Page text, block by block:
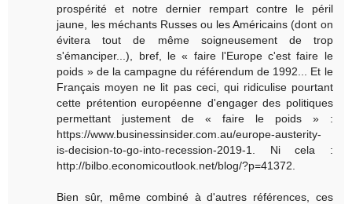
prospérité et notre dernier rempart contre le péril
jaune, les méchants Russes ou les Américains (dont on
évitera tout de même soigneusement de trop
s'émanciper...), bref, le « faire l'Europe c'est faire le
poids » de la campagne du référendum de 1992... Et le
Français moyen ne lit pas ceci, qui ridiculise pourtant
cette prétention européenne d'engager des politiques
permettant justement de « faire le poids » :
https://www.businessinsider.com.au/europe-austerity-
is-decision-to-go-into-recession-2019-1. Ni cela :
http://bilbo.economicoutlook.net/blog/?p=41372.
Bien sûr, même combiné à d'autres références, ces